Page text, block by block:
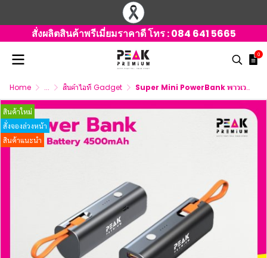
สั่งผลิตสินค้าพรีเมี่ยมราคาดี โทร :084 641 5665
0
Home ... สินค้าไอที Gadget Super Mini PowerBank พาวเวอร์แบงค์ไร้สาย สกรีนโลโก้
สินค้าใหม่
สั่งจองล่วงหน้า
สินค้าแนะนำ